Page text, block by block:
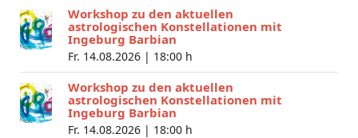
Workshop zu den aktuellen
astrologischen Konstellationen mit
Ingeburg Barbian
Fr. 14.08.2026 | 18:00 h
Workshop zu den aktuellen
astrologischen Konstellationen mit
Ingeburg Barbian
Fr. 14.08.2026 | 18:00 h